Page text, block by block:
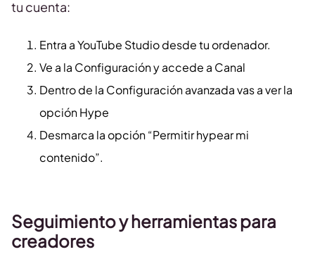
tu cuenta:
Entra a YouTube Studio desde tu ordenador.
Ve a la Configuración y accede a Canal
Dentro de la Configuración avanzada vas a ver la
opción Hype
Desmarca la opción “Permitir hypear mi
contenido”.
Seguimiento y herramientas para
creadores